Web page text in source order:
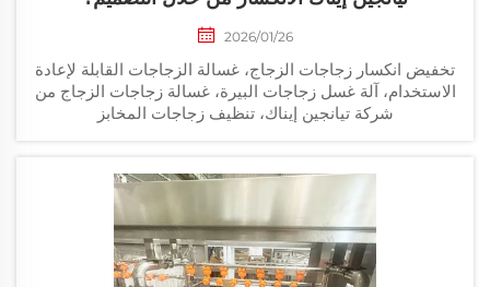
2026/01/26
تخفيض انكسار زجاجات الزجاج، غسالة الزجاجات القابلة لإعادة
الاستخدام، آلة غسل زجاجات البيرة، غسالة زجاجات الزجاج من
شركة تيانجين إيناك، تنظيف زجاجات المخابز